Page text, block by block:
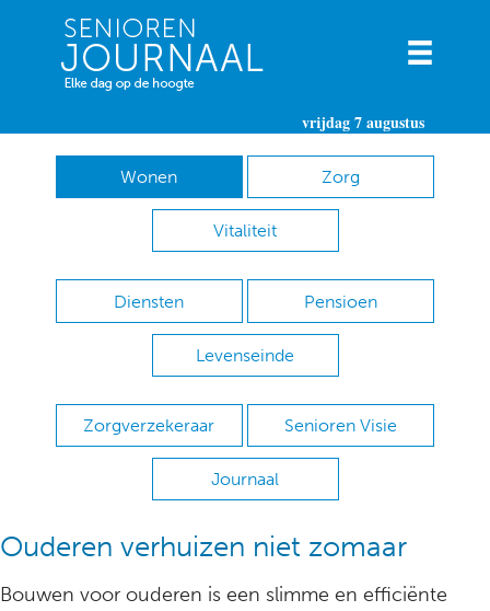
vrijdag 7 augustus
Wonen Zorg
Vitaliteit
Diensten Pensioen
Levenseinde
Zorgverzekeraar Senioren Visie
Journaal
Ouderen verhuizen niet zomaar
Bouwen voor ouderen is een slimme en efficiënte